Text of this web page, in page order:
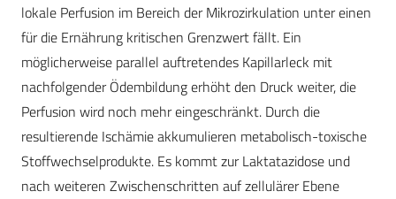
lokale Perfusion im Bereich der Mikrozirkulation unter einen
für die Ernährung kritischen Grenzwert fällt. Ein
möglicherweise parallel auftretendes Kapillarleck mit
nachfolgender Ödembildung erhöht den Druck weiter, die
Perfusion wird noch mehr eingeschränkt. Durch die
resultierende Ischämie akkumulieren metabolisch-toxische
Stoffwechselprodukte. Es kommt zur Laktatazidose und
nach weiteren Zwischenschritten auf zellulärer Ebene